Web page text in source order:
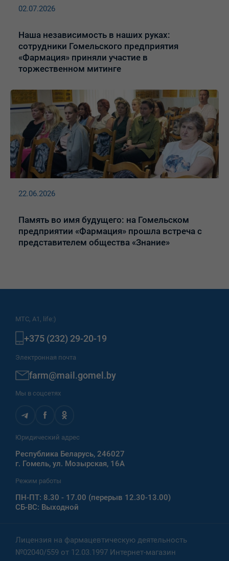
02.07.2026
Наша независимость в наших руках:
сотрудники Гомельского предприятия
«Фармация» приняли участие в
торжественном митинге
22.06.2026
Память во имя будущего: на Гомельском
предприятии «Фармация» прошла встреча с
представителем общества «Знание»
МТС, A1, life:)
+375 (232) 29-20-19
Электронная почта
farm@mail.gomel.by
Мы в соцсетях
Юридический адрес
Республика Беларусь, 246027
г. Гомель, ул. Мозырская, 16А
Режим работы
ПН-ПТ: 8.30 - 17.00 (перерыв 12.30-13.00)
СБ-ВС: Выходной
Лицензия на фармацевтическую деятельность
№02040/559 от 12.03.1997 Интернет-магазин